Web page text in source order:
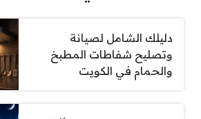
دليلك الشامل لصيانة
وتصليح شفاطات المطبخ
والحمام في الكويت